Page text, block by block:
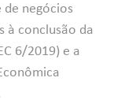
de negócios
à conclusão da
6/2019) e a